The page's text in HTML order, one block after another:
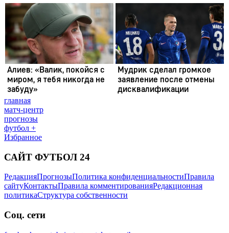
главная
матч-центр
прогнозы
футбол +
Избранное
САЙТ ФУТБОЛ 24
РедакцияПрогнозыПолитика конфиденциальностиПравила
сайтуКонтактыПравила комментированияРедакционная
политикаСтруктура собственности
Соц. сети